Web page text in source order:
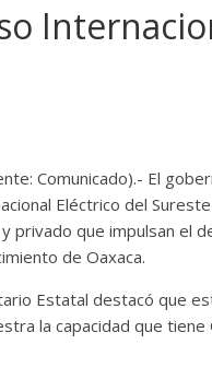
Comunicado).- El
Eléctrico del
privado que impulsan el
de Oaxaca.
Estatal destacó que
la capacidad que tiene